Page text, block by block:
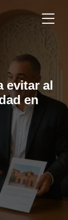
evitar al
en